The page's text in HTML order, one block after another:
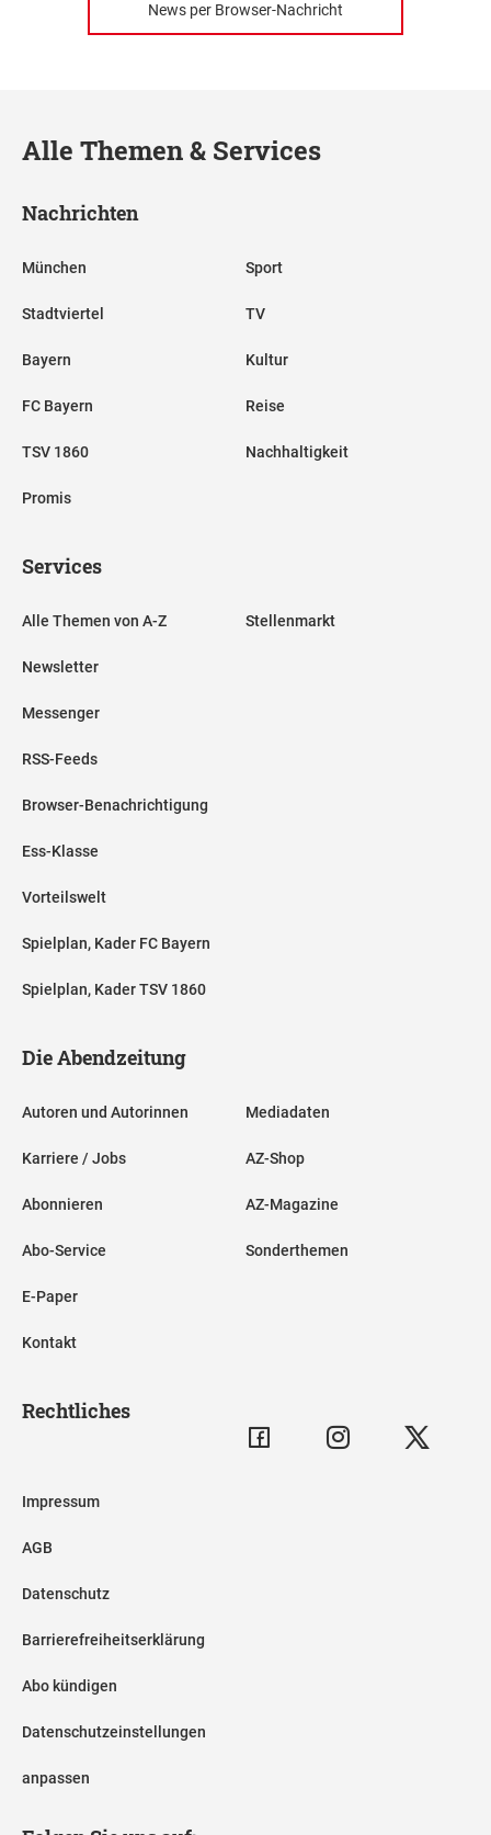
News per Browser-Nachricht
Alle Themen & Services
Nachrichten
München
Stadtviertel
Bayern
FC Bayern
TSV 1860
Promis
Sport
TV
Kultur
Reise
Nachhaltigkeit
Services
Alle Themen von A-Z
Newsletter
Messenger
RSS-Feeds
Browser-Benachrichtigung
Ess-Klasse
Vorteilswelt
Spielplan, Kader FC Bayern
Spielplan, Kader TSV 1860
Stellenmarkt
Die Abendzeitung
Autoren und Autorinnen
Karriere / Jobs
Abonnieren
Abo-Service
E-Paper
Kontakt
Mediadaten
AZ-Shop
AZ-Magazine
Sonderthemen
Rechtliches
Impressum
AGB
Datenschutz
Barrierefreiheitserklärung
Abo kündigen
Datenschutzeinstellungen
anpassen